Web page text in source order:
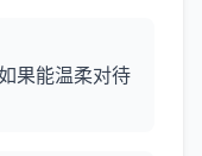
果能温柔对待